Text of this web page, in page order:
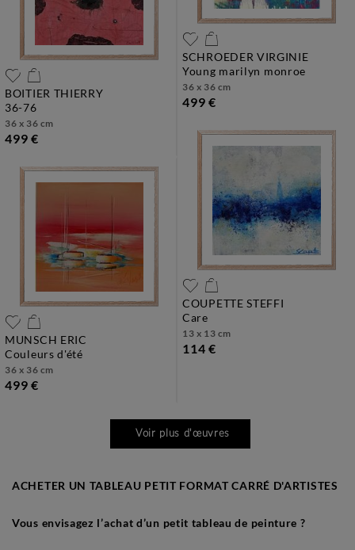
BOITIER THIERRY
36-76
36 x 36 cm
499 €
SCHROEDER VIRGINIE
young marilyn monroe
36 x 36 cm
499 €
MUNSCH ERIC
couleurs d'été
36 x 36 cm
499 €
COUPETTE STEFFI
care
13 x 13 cm
114 €
Voir plus d'œuvres
ACHETER UN TABLEAU PETIT FORMAT CARRÉ D'ARTISTES
Vous envisagez l’achat d’un petit tableau de peinture ?